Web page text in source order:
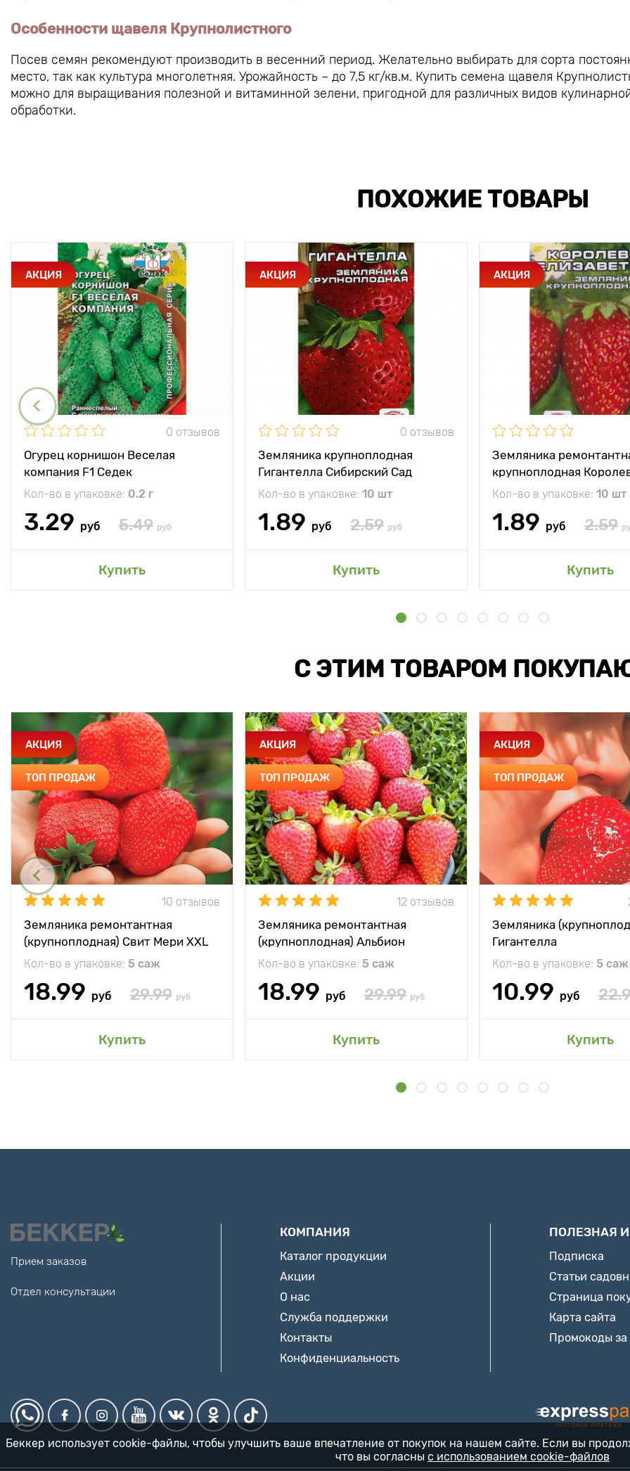
Особенности щавеля Крупнолистного
Посев семян рекомендуют производить в весенний период. Желательно выбирать для сорта
место, так как культура многолетняя. Урожайность – до 7,5 кг/кв.м. Купить семена щавеля
можно для выращивания полезной и витаминной зелени, пригодной для различных видов
обработки.
ПОХОЖИЕ ТОВАРЫ
АКЦИЯ
0 отзывов
Огурец корнишон Веселая
компания F1 Седек
Кол-во в упаковке: 0.2 г
3.29 руб 5.49 руб
Купить
АКЦИЯ
0 отзывов
Земляника крупноплодная
Гигантелла Сибирский Сад
Кол-во в упаковке: 10 шт
1.89 руб 2.59 руб
Купить
АКЦИЯ
Земляника
крупноплодная
Елизавета Сибирский
Кол-во в упаковке: 10 шт
1.89 руб 2.59
Купить
С ЭТИМ ТОВАРОМ
АКЦИЯ
ТОП ПРОДАЖ
10 отзывов
Земляника ремонтантная
(крупноплодная) Свит Мери XXL
Кол-во в упаковке: 5 саж
18.99 руб 29.99 руб
Купить
АКЦИЯ
ТОП ПРОДАЖ
12 отзывов
Земляника ремонтантная
(крупноплодная) Альбион
Кол-во в упаковке: 5 саж
18.99 руб 29.99 руб
Купить
АКЦИЯ
ТОП ПРОДАЖ
Земляника
Гигантелла
Кол-во в упаковке: 5 саж
10.99 руб
Купить
Прием заказов
Отдел консультации
КОМПАНИЯ
Каталог продукции
Акции
О нас
Служба поддержки
Контакты
Конфиденциальность
ПОЛЕЗНАЯ
Подписка
Статьи
Страница
Карта сайта
Промокоды за
Беккер использует cookie-файлы, чтобы улучшить ваше впечатление от покупок на нашем сайте. Если вы
что вы согласны с использованием cookie-файлов